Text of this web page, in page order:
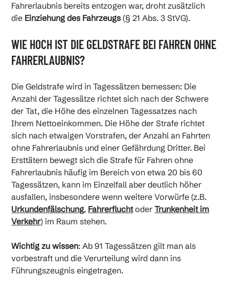
Fahrerlaubnis bereits entzogen war, droht zusätzlich
die Einziehung des Fahrzeugs (§ 21 Abs. 3 StVG).
WIE HOCH IST DIE GELDSTRAFE BEI FAHREN OHNE
FAHRERLAUBNIS?
Die Geldstrafe wird in Tagessätzen bemessen: Die
Anzahl der Tagessätze richtet sich nach der Schwere
der Tat, die Höhe des einzelnen Tagessatzes nach
Ihrem Nettoeinkommen. Die Höhe der Strafe richtet
sich nach etwaigen Vorstrafen, der Anzahl an Fahrten
ohne Fahrerlaubnis und einer Gefährdung Dritter. Bei
Ersttätern bewegt sich die Strafe für Fahren ohne
Fahrerlaubnis häufig im Bereich von etwa 20 bis 60
Tagessätzen, kann im Einzelfall aber deutlich höher
ausfallen, insbesondere wenn weitere Vorwürfe (z.B.
Urkundenfälschung, FahrerfluchtoderTrunkenheit im
Verkehr) im Raum stehen.
Wichtig zu wissen: Ab 91 Tagessätzen gilt man als
vorbestraft und die Verurteilung wird dann ins
Führungszeugnis eingetragen.